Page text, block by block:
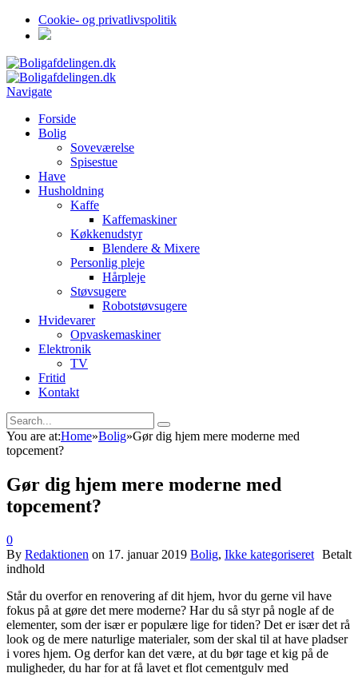
Cookie- og privatlivspolitik
Navigate
Forside
Bolig
Soveværelse
Spisestue
Have
Husholdning
Kaffe
Kaffemaskiner
Køkkenudstyr
Blendere & Mixere
Personlig pleje
Hårpleje
Støvsugere
Robotstøvsugere
Hvidevarer
Opvaskemaskiner
Elektronik
TV
Fritid
Kontakt
You are at:Home»Bolig»Gør dig hjem mere moderne med
topcement?
Gør dig hjem mere moderne med
topcement?
0
By Redaktionen on 17. januar 2019 Bolig, Ikke kategoriseret
Står du overfor en renovering af dit hjem, hvor du gerne vil have
fokus på at gøre det mere moderne? Har du så styr på nogle af de
elementer, som der især er populære lige for tiden? Det er især det rå
look og de mere naturlige materialer, som der skal til at have pladser
i vores hjem. Og derfor kan det være, at du bør tage et kig på de
muligheder, du har for at få lavet et flot cementgulv med